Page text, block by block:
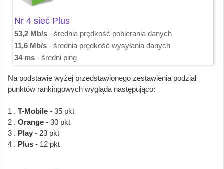
Nr 4 sieć Plus
53,2 Mb/s - średnia prędkość pobierania danych
11,6 Mb/s - średnia prędkość wysyłania danych
34 ms - średni ping
Na podstawie wyżej przedstawionego zestawienia podział
punktów rankingowych wygląda następująco:
1 . T-Mobile - 35 pkt
2 . Orange - 30 pkt
3 . Play - 23 pkt
4 . Plus - 12 pkt